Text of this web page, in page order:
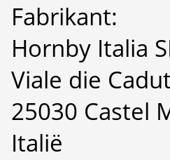
Fabrikant:
Hornby Italia
Viale die
25030 Castel
Italië